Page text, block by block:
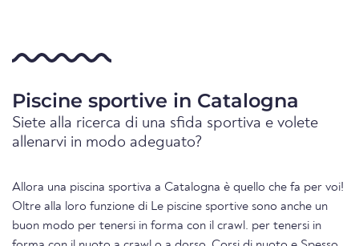
Piscine sportive in Catalogna
Siete alla ricerca di una sfida sportiva e volete
allenarvi in modo adeguato?
Allora una piscina sportiva a Catalogna è quello che fa per voi!
Oltre alla loro funzione di Le piscine sportive sono anche un
buon modo per tenersi in forma con il crawl. per tenersi in